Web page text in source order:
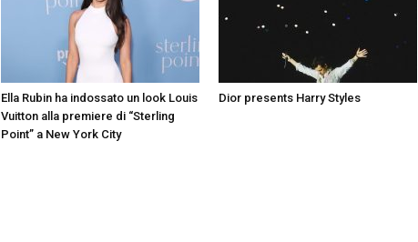
Ella Rubin ha indossato un look Louis
Vuitton alla premiere di “Sterling
Point” a New York City
Dior presents Harry Styles